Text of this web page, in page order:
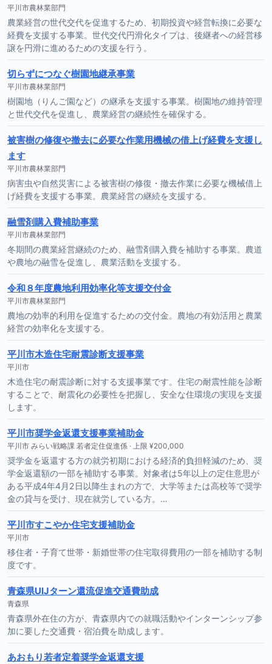
平川市農林業部門
農業経営の世代交代を促進するため、初期投資や経営転換に必要な
経費を支援する事業。世代交代円滑化タイプは、後継者への経営移
譲を円滑に進めるための支援を行う。
切らずにつなぐ樹園地継承事業
平川市農林業部門
樹園地（りんご園など）の継承を支援する事業。樹園地の維持管理
と世代交代を促進し、農業経営の継続性を確保する。
被害樹の修復や撤去に必要な作業用機械の借上げ経費を支援し
ます
平川市農林業部門
病害虫や自然災害による被害樹の修復・撤去作業に必要な機械借上
げ経費を支援する事業。農業経営の継続を支援する。
融雪剤購入費補助事業
平川市農林業部門
冬期間の農業経営継続のため、融雪剤購入費を補助する事業。農道
や農地の融雪を促進し、農業活動を支援する。
令和８年度農地利用効率化等支援交付金
平川市農林業部門
農地の効率的利用を促進するための交付金。農地の有効活用と農業
経営の効率化を支援する。
平川市木造住宅耐震診断支援事業
平川市
木造住宅の耐震診断に対する支援事業です。住宅の耐震性能を診断
することで、耐震化の必要性を把握し、安全な住環境の実現を支援
します。
平川市奨学金返還支援事業補助金
平川市 みらい戦略課 若者定住促進係 · 上限 ¥200,000
奨学金を返還する方の就労初期における経済的負担軽減のため、奨
学金返還額の一部を補助する事業。対象者は5年以上の定住意思が
ある平成4年4月2日以降生まれの方で、大学等または高校等で奨学
金の貸与を受け、現在就労している方。…
平川市すこやか住宅支援補助金
平川市
移住者・子育て世帯・新婚世帯の住宅取得費用の一部を補助する制
度です。
青森県UIJターン還流促進交通費助成
青森県
青森県外在住の方が、青森県内での就職活動やインターンシップ参
加に要した交通費・宿泊費を助成します。
あおもり若者定着奨学金返還支援